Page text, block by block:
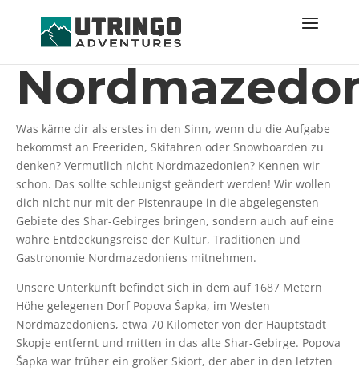
Was käme dir als erstes in den Sinn, wenn du die Aufgabe
bekommst an Freeriden, Skifahren oder Snowboarden zu
denken? Vermutlich nicht Nordmazedonien? Kennen wir
schon. Das sollte schleunigst geändert werden! Wir wollen
dich nicht nur mit der Pistenraupe in die abgelegensten
Gebiete des Shar-Gebirges bringen, sondern auch auf eine
wahre Entdeckungsreise der Kultur, Traditionen und
Gastronomie Nordmazedoniens mitnehmen.
Unsere Unterkunft befindet sich in dem auf 1687 Metern
Höhe gelegenen Dorf Popova Šapka, im Westen
Nordmazedoniens, etwa 70 Kilometer von der Hauptstadt
Skopje entfernt und mitten in das alte Shar-Gebirge. Popova
Šapka war früher ein großer Skiort, der aber in den letzten